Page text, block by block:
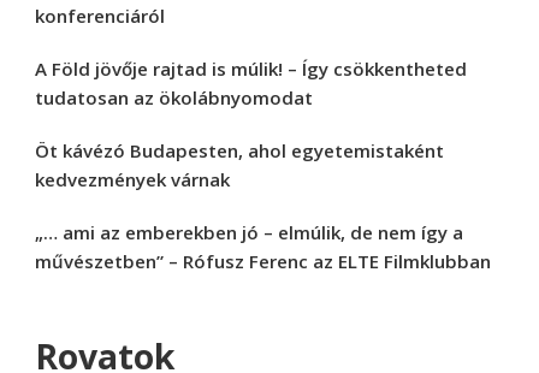
konferenciáról
A Föld jövője rajtad is múlik! – Így csökkentheted
tudatosan az ökolábnyomodat
Öt kávézó Budapesten, ahol egyetemistaként
kedvezmények várnak
„… ami az emberekben jó – elmúlik, de nem így a
művészetben” – Rófusz Ferenc az ELTE Filmklubban
Rovatok